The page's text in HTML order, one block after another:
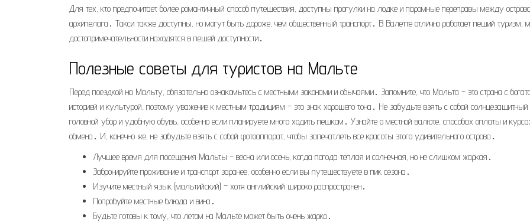
Для тех, кто предпочитает более романтичный способ путешествия, доступны прогулки на лодке и паромные переправы между
архипелага․ Такси также доступны, но могут быть дороже, чем общественный транспорт․ В Валетте отлично работает пеший туризм,
достопримечательности находятся в пешей доступности․
Полезные советы для туристов на Мальте
Перед поездкой на Мальту, обязательно ознакомьтесь с местными законами и обычаями․ Запомните, что Мальта – это страна с
историей и культурой, поэтому уважение к местным традициям – это знак хорошего тона․ Не забудьте взять с собой
головной убор и удобную обувь, особенно если планируете много ходить пешком․ Узнайте о местной валюте, способах оплаты и
обмена․ И, конечно же, не забудьте взять с собой фотоаппарат, чтобы запечатлеть все красоты этого удивительного острова․
Лучшее время для посещения Мальты – весна или осень, когда погода теплая и солнечная, но не слишком жаркая․
Забронируйте проживание и транспорт заранее, особенно если вы путешествуете в пик сезона․
Изучите местный язык (мальтийский) – хотя английский широко распространен․
Попробуйте местные блюда и вина․
Будьте готовы к тому, что летом на Мальте может быть очень жарко․